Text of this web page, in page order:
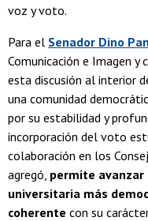
voz y voto.
Para el Senador Dino
Comunicación e Imagen y
esta discusión al interior
una comunidad
por su estabilidad y
incorporación del voto
colaboración en los
agregó, permite avanzar
universitaria más
coherente con su